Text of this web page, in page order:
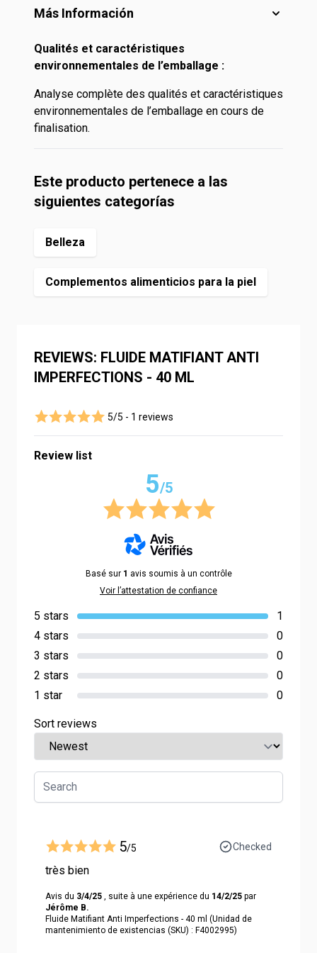
Más Información
Qualités et caractéristiques
environnementales de l’emballage :
Analyse complète des qualités et caractéristiques
environnementales de l’emballage en cours de
finalisation.
Este producto pertenece a las
siguientes categorías
Belleza
Complementos alimenticios para la piel
REVIEWS: FLUIDE MATIFIANT ANTI
IMPERFECTIONS - 40 ML
5/5 - 1 reviews
Review list
5/5
Basé sur 1 avis soumis à un contrôle
Voir l’attestation de confiance
5 stars
1
4 stars
0
3 stars
0
2 stars
0
1 star
0
Sort reviews
5/5 Checked
très bien
Avis du 3/4/25 , suite à une expérience du 14/2/25 par
Jérôme B.
Fluide Matifiant Anti Imperfections - 40 ml (Unidad de
mantenimiento de existencias (SKU) : F4002995)